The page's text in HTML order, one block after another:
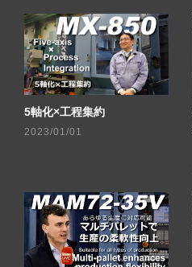
5軸化×工程集約
2023/01/01